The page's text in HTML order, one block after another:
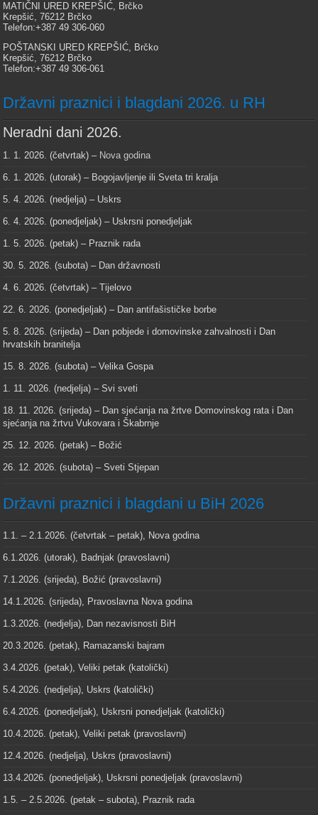
MATIČNI URED KREPŠIĆ, Brčko
Krepšić, 76212 Brčko
Telefon:+387 49 306-060
POŠTANSKI URED KREPŠIĆ, Brčko
Krepšić, 76212 Brčko
Telefon:+387 49 306-061
Državni praznici i blagdani 2026. u RH
Neradni dani 2026.
1. 1. 2026. (četvrtak) – Nova godina
6. 1. 2026. (utorak) – Bogojavljenje ili Sveta tri kralja
5. 4. 2026. (nedjelja) – Uskrs
6. 4. 2026. (ponedjeljak) – Uskrsni ponedjeljak
1. 5. 2026. (petak) – Praznik rada
30. 5. 2026. (subota) – Dan državnosti
4. 6. 2026. (četvrtak) – Tijelovo
22. 6. 2026. (ponedjeljak) – Dan antifašističke borbe
5. 8. 2026. (srijeda) – Dan pobjede i domovinske zahvalnosti i Dan
hrvatskih branitelja
15. 8. 2026. (subota) – Velika Gospa
1. 11. 2026. (nedjelja) – Svi sveti
18. 11. 2026. (srijeda) – Dan sjećanja na žrtve Domovinskog rata i Dan
sjećanja na žrtvu Vukovara i Škabrnje
25. 12. 2026. (petak) – Božić
26. 12. 2026. (subota) – Sveti Stjepan
Državni praznici i blagdani u BiH 2026
1.1. – 2.1.2026. (četvrtak – petak), Nova godina
6.1.2026. (utorak), Badnjak (pravoslavni)
7.1.2026. (srijeda), Božić (pravoslavni)
14.1.2026. (srijeda), Pravoslavna Nova godina
1.3.2026. (nedjelja), Dan nezavisnosti BiH
20.3.2026. (petak), Ramazanski bajram
3.4.2026. (petak), Veliki petak (katolički)
5.4.2026. (nedjelja), Uskrs (katolički)
6.4.2026. (ponedjeljak), Uskrsni ponedjeljak (katolički)
10.4.2026. (petak), Veliki petak (pravoslavni)
12.4.2026. (nedjelja), Uskrs (pravoslavni)
13.4.2026. (ponedjeljak), Uskrsni ponedjeljak (pravoslavni)
1.5. – 2.5.2026. (petak – subota), Praznik rada